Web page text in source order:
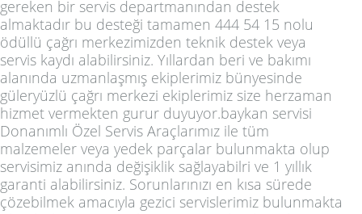
gereken bir servis departmanından destek
almaktadır bu desteği tamamen 444 54 15 nolu
ödüllü çağrı merkezimizden teknik destek veya
servis kaydı alabilirsiniz. Yıllardan beri ve bakımı
alanında uzmanlaşmış ekiplerimiz bünyesinde
güleryüzlü çağrı merkezi ekiplerimiz size herzaman
hizmet vermekten gurur duyuyor.baykan servisi
Donanımlı Özel Servis Araçlarımız ile tüm
malzemeler veya yedek parçalar bulunmakta olup
servisimiz anında değişiklik sağlayabilri ve 1 yıllık
garanti alabilirsiniz. Sorunlarınızı en kısa sürede
çözebilmek amacıyla gezici servislerimiz bulunmakta